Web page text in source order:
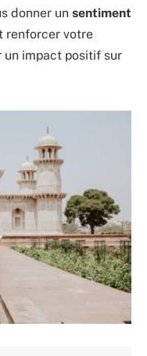
donner un sentiment
renforcer votre
un impact positif sur